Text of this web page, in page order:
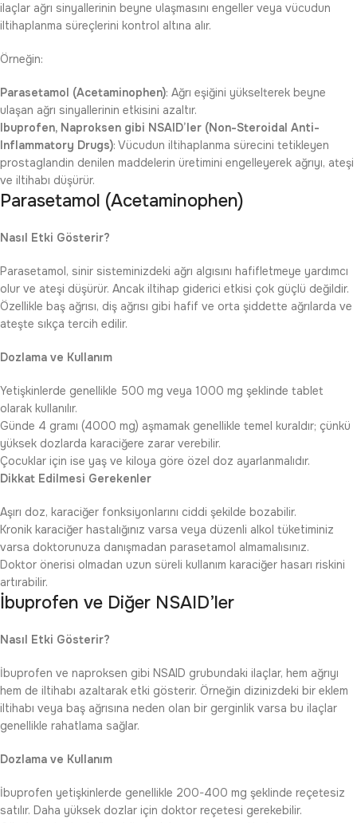
ilaçlar ağrı sinyallerinin beyne ulaşmasını engeller veya vücudun
iltihaplanma süreçlerini kontrol altına alır.
Örneğin:
Parasetamol (Acetaminophen): Ağrı eşiğini yükselterek beyne
ulaşan ağrı sinyallerinin etkisini azaltır.
Ibuprofen, Naproksen gibi NSAID’ler (Non-Steroidal Anti-
Inflammatory Drugs): Vücudun iltihaplanma sürecini tetikleyen
prostaglandin denilen maddelerin üretimini engelleyerek ağrıyı, ateşi
ve iltihabı düşürür.
Parasetamol (Acetaminophen)
Nasıl Etki Gösterir?
Parasetamol, sinir sisteminizdeki ağrı algısını hafifletmeye yardımcı
olur ve ateşi düşürür. Ancak iltihap giderici etkisi çok güçlü değildir.
Özellikle baş ağrısı, diş ağrısı gibi hafif ve orta şiddette ağrılarda ve
ateşte sıkça tercih edilir.
Dozlama ve Kullanım
Yetişkinlerde genellikle 500 mg veya 1000 mg şeklinde tablet
olarak kullanılır.
Günde 4 gramı (4000 mg) aşmamak genellikle temel kuraldır; çünkü
yüksek dozlarda karaciğere zarar verebilir.
Çocuklar için ise yaş ve kiloya göre özel doz ayarlanmalıdır.
Dikkat Edilmesi Gerekenler
Aşırı doz, karaciğer fonksiyonlarını ciddi şekilde bozabilir.
Kronik karaciğer hastalığınız varsa veya düzenli alkol tüketiminiz
varsa doktorunuza danışmadan parasetamol almamalısınız.
Doktor önerisi olmadan uzun süreli kullanım karaciğer hasarı riskini
artırabilir.
İbuprofen ve Diğer NSAID’ler
Nasıl Etki Gösterir?
İbuprofen ve naproksen gibi NSAID grubundaki ilaçlar, hem ağrıyı
hem de iltihabı azaltarak etki gösterir. Örneğin dizinizdeki bir eklem
iltihabı veya baş ağrısına neden olan bir gerginlik varsa bu ilaçlar
genellikle rahatlama sağlar.
Dozlama ve Kullanım
İbuprofen yetişkinlerde genellikle 200-400 mg şeklinde reçetesiz
satılır. Daha yüksek dozlar için doktor reçetesi gerekebilir.